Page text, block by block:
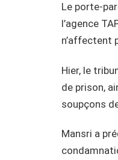
Le porte-
l’agence
n’affectent
Hier, le
de prison,
soupçons
Mansri a